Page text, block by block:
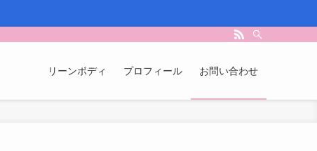
リーンボディ プロフィール お問い合わせ